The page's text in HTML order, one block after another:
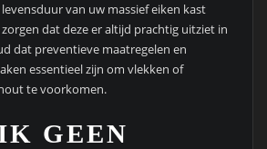
van uw massief eiken kast
dat deze er altijd prachtig uitziet in
dat preventieve maatregelen en
essentieel zijn om vlekken of
te voorkomen.
GEEN